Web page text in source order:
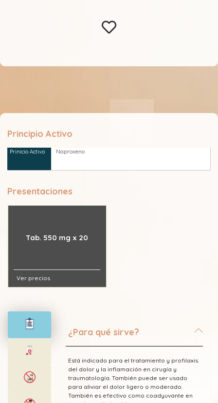
Principio Activo
Naproxeno
Presentaciones
Tab. 550 mg x 20
Ver precios
¿Para qué sirve?
Está indicado para el tratamiento y profilaxis
del dolor y la inflamación en cirugía y
traumatología. También puede ser usado
para aliviar el dolor ligero o moderado.
También es efectivo como coadyuvante en